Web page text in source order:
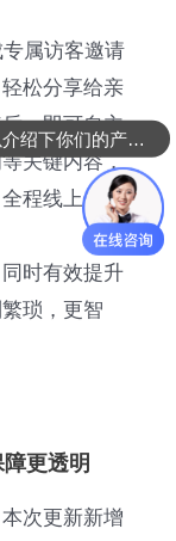
属访客邀请
松分享给亲
，即可自主
关键内容，
全程线上自主
时有效提升
琐，更智
更透明
次更新新增
可以介绍下你们的产品么